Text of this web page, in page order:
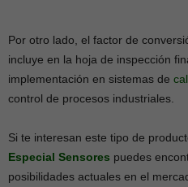
Por otro lado, el factor de
incluye en la hoja de inspección
implementación en sistemas de
control de procesos industriales.
Si te interesan este tipo de
Especial Sensores puedes
posibilidades actuales en el